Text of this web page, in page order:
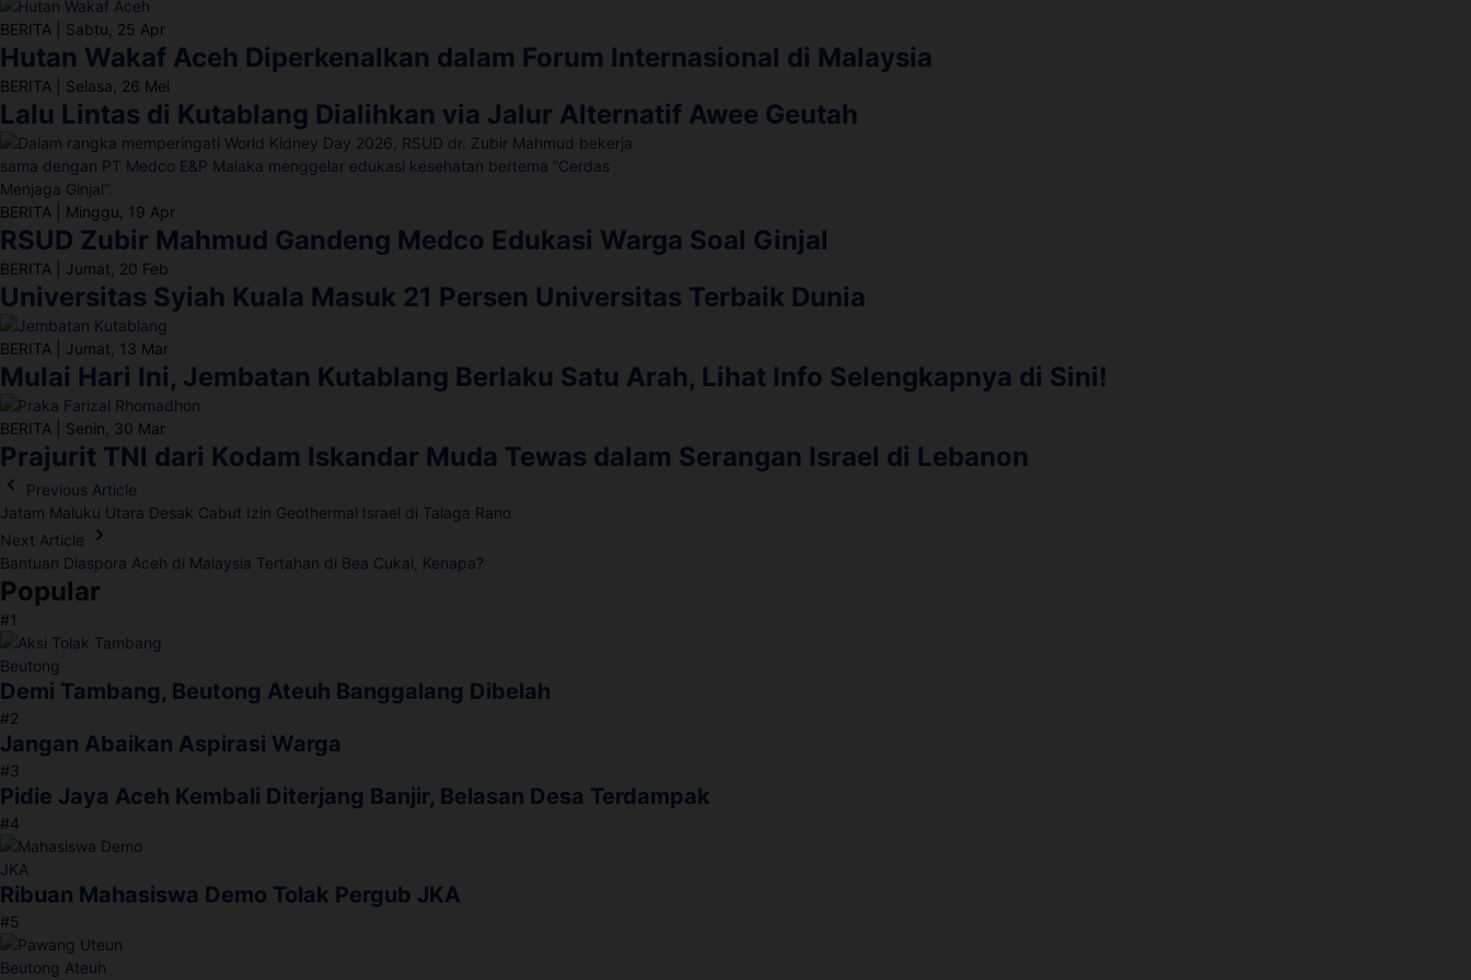
BERITA Sabtu, 25 Apr
Hutan Wakaf Aceh Diperkenalkan dalam Forum Internasional di Malaysia
BERITA Selasa, 26 Mei
Lalu Lintas di Kutablang Dialihkan via Jalur Alternatif Awee Geutah
BERITA Minggu, 19 Apr
RSUD Zubir Mahmud Gandeng Medco Edukasi Warga Soal Ginjal
BERITA Jumat, 20 Feb
Universitas Syiah Kuala Masuk 21 Persen Universitas Terbaik Dunia
BERITA Jumat, 13 Mar
Mulai Hari Ini, Jembatan Kutablang Berlaku Satu Arah, Lihat Info Selengkapnya di Sini!
BERITA Senin, 30 Mar
Prajurit TNI dari Kodam Iskandar Muda Tewas dalam Serangan Israel di Lebanon
Previous Article
Jatam Maluku Utara Desak Cabut Izin Geothermal Israel di Talaga Rano
Next Article
Bantuan Diaspora Aceh di Malaysia Tertahan di Bea Cukai, Kenapa?
Popular
#1
Demi Tambang, Beutong Ateuh Banggalang Dibelah
#2
Jangan Abaikan Aspirasi Warga
#3
Pidie Jaya Aceh Kembali Diterjang Banjir, Belasan Desa Terdampak
#4
Ribuan Mahasiswa Demo Tolak Pergub JKA
#5